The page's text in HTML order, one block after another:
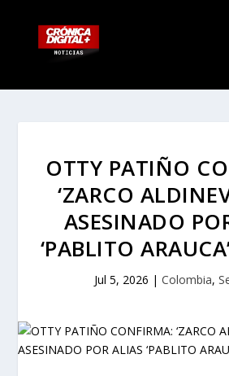
OTTY PATIÑO
‘ZARCO
ASESINADO
‘PABLITO
Jul 5, 2026 | Colombia,